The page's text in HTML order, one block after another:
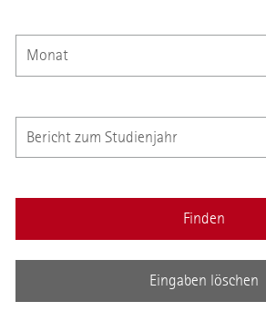
Finden
Eingaben löschen